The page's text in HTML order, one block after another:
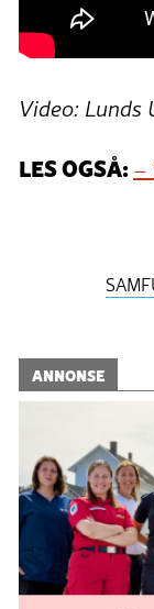
Video: Lunds
LES OGSÅ:–
ANNONSE